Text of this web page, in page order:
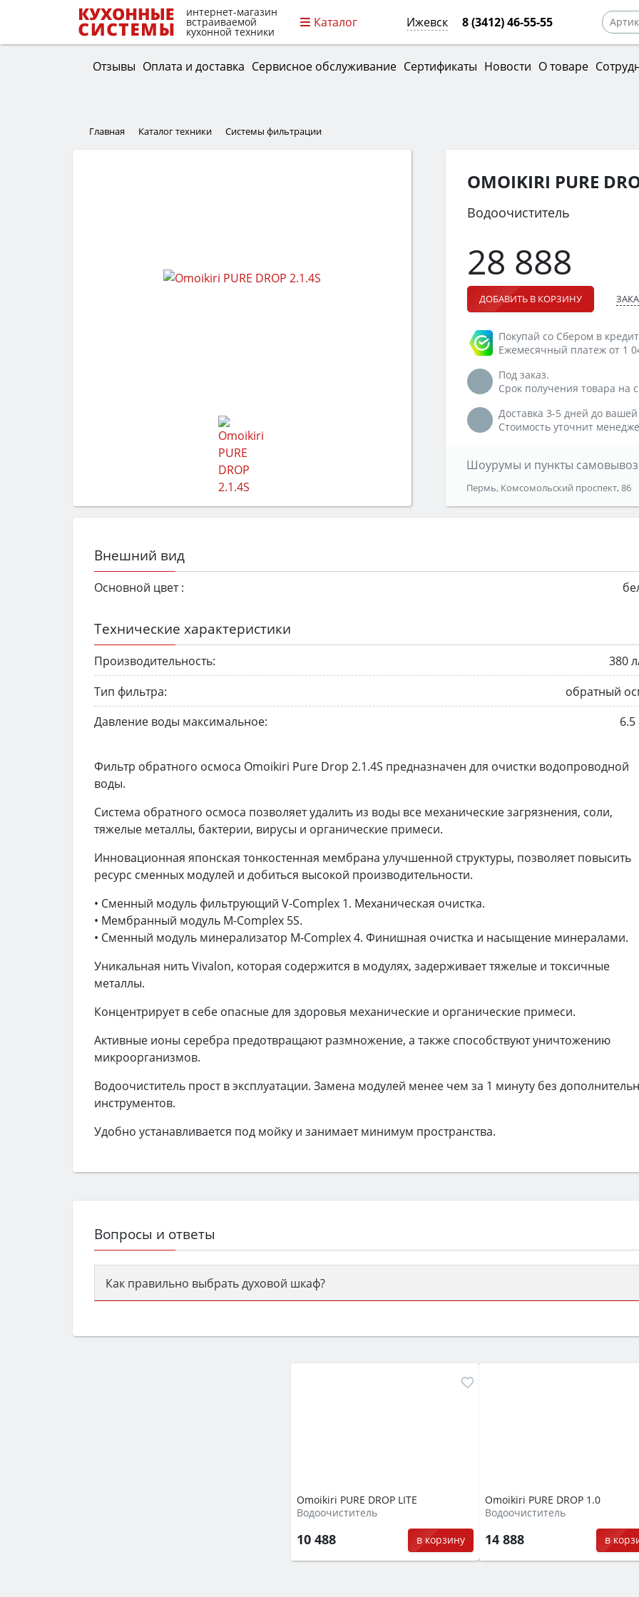
интернет-магазин
встраиваемой
кухонной техники
Каталог Ижевск 8 (3412) 46-55-55
Отзывы Оплата и доставка Сервисное обслуживание Сертификаты Новости О товаре
Главная Каталог техники Системы фильтрации
OMOIKIRI PURE
Водоочиститель
28 888
ДОБАВИТЬ В КОРЗИНУ
Покупай со Сбером в
Ежемесячный платеж от 1
Под заказ.
Срок получения товара на
Доставка 3-5 дней до
Стоимость уточнит
Шоурумы и пункты
Пермь, Комсомольский проспект, 86
Внешний вид
Основной цвет :
Технические характеристики
Производительность:
380
Тип фильтра:
обратный
Давление воды максимальное:
Фильтр обратного осмоса Omoikiri Pure Drop 2.1.4S предназначен для очистки водопроводной
воды.
Система обратного осмоса позволяет удалить из воды все механические загрязнения, соли,
тяжелые металлы, бактерии, вирусы и органические примеси.
Инновационная японская тонкостенная мембрана улучшенной структуры, позволяет повысить
ресурс сменных модулей и добиться высокой производительности.
• Сменный модуль фильтрующий V-Complex 1. Механическая очистка.
• Мембранный модуль М-Complex 5S.
• Сменный модуль минерализатор М-Complex 4. Финишная очистка и насыщение минералами.
Уникальная нить Vivalon, которая содержится в модулях, задерживает тяжелые и токсичные
металлы.
Концентрирует в себе опасные для здоровья механические и органические примеси.
Активные ионы серебра предотвращают размножение, а также способствуют уничтожению
микроорганизмов.
Водоочиститель прост в эксплуатации. Замена модулей менее чем за 1 минуту без
инструментов.
Удобно устанавливается под мойку и занимает минимум пространства.
Вопросы и ответы
Как правильно выбрать духовой шкаф?
семьи, класс энергопотребления не ниже A и нужные функции (конвекция, гриль,
Omoikiri PURE DROP LITE
Водоочиститель
10 488 в корзину
Omoikiri PURE DROP 1.0
Водоочиститель
14 888 в